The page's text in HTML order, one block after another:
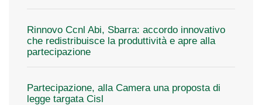
Rinnovo Ccnl Abi, Sbarra: accordo innovativo
che redistribuisce la produttività e apre alla
partecipazione
Partecipazione, alla Camera una proposta di
legge targata Cisl